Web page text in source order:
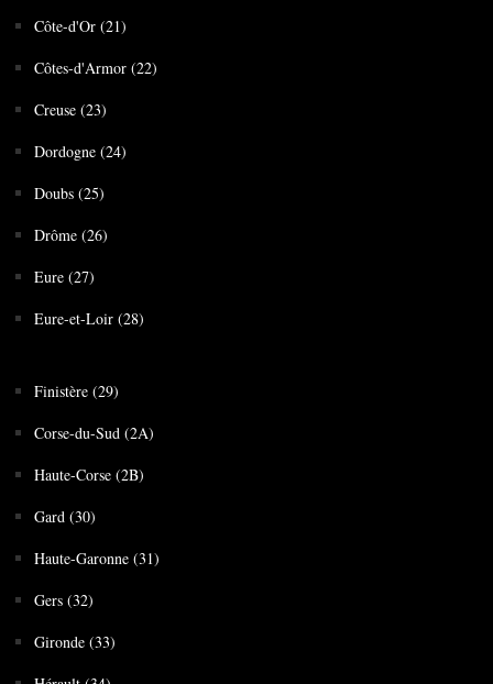
Côte-d'Or (21)
Côtes-d'Armor (22)
Creuse (23)
Dordogne (24)
Doubs (25)
Drôme (26)
Eure (27)
Eure-et-Loir (28)
Finistère (29)
Corse-du-Sud (2A)
Haute-Corse (2B)
Gard (30)
Haute-Garonne (31)
Gers (32)
Gironde (33)